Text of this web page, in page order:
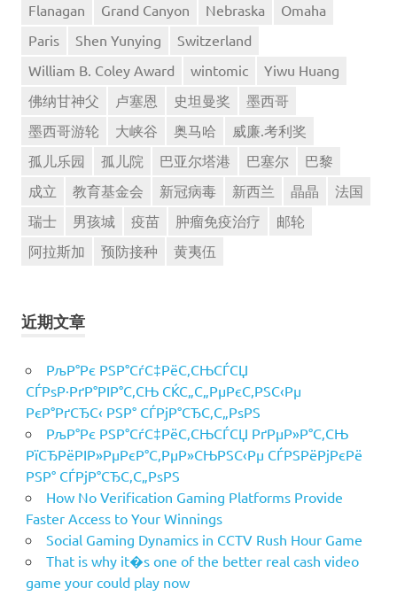
Flanagan
Grand Canyon Nebraska
Omaha
Paris
Shen Yunying
Switzerland
William B. Coley Award
wintomic
Yiwu Huang
佛纳甘神父
卢塞恩 史坦曼奖
墨西哥
墨西哥游轮
大峡谷 奥马哈
威廉.考利奖
孤儿乐园
孤儿院 巴亚尔塔港 巴塞尔
巴黎
成立
教育基金会 新冠病毒 新西兰 晶晶
法国
瑞士
男孩城 疫苗 肿瘤免疫治疗
邮轮
阿拉斯加
预防接种 黄夷伍
近期文章
РљР°Рє РЅР°СѓС‡РёС‚СЊСЃСЏ
СЃРѕР·РґР°РІР°С‚СЊ СЌС„С„РµРєС‚РЅС‹Рµ
РєР°РґСЂС‹ РЅР° СЃРјР°СЂС‚С„РѕРЅ
РљР°Рє РЅР°СѓС‡РёС‚СЊСЃСЏ РґРµР»Р°С‚СЊ
РїСЂРёРІР»РµРєР°С‚РµР»СЊРЅС‹Рµ СЃРЅРёРјРєРё
РЅР° СЃРјР°СЂС‚С„РѕРЅ
How No Verification Gaming Platforms Provide
Faster Access to Your Winnings
Social Gaming Dynamics in CCTV Rush Hour Game
That is why it�s one of the better real cash video
game your could play now